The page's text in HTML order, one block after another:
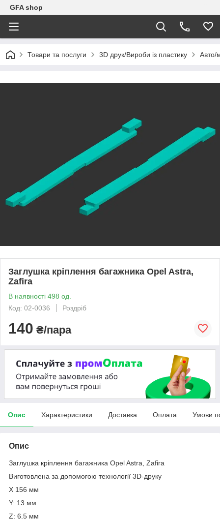
GFA shop
Товари та послуги 3D друк/Вироби із пластику Авто/
Заглушка кріплення багажника Opel Astra,
Zafira
В наявності 498 од.
Код: 02-0036
Роздріб
140 ₴/пара
Опис Характеристики Доставка Оплата Умови
Опис
Заглушка кріплення багажника Opel Astra, Zafira
Виготовлена за допомогою технології 3D-друку
X 156 мм
Y: 13 мм
Z: 6.5 мм